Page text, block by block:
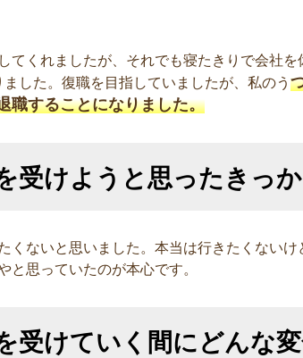
てくれましたが、それでも寝たきりで会社を
した。復職を目指していましたが、私のう
職することになりました。
受けようと思ったきっ
くないと思いました。本当は行きたくないけ
と思っていたのが本心です。
受けていく間にどんな変